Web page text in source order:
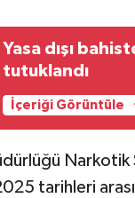
Yasa dışı
tutuklandı
İçeriği Görüntüle
tarihleri